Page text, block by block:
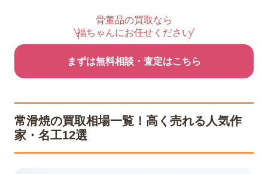
骨董品の買取なら
福ちゃんにお任せください
まずは無料相談・査定はこちら
常滑焼の買取相場一覧！高く売れる人気作
家・名工12選